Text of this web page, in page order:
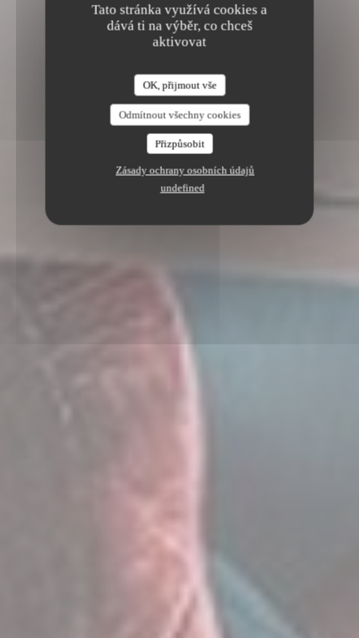
Tato stránka využívá cookies a
dává ti na výběr, co chceš
aktivovat
OK, přijmout vše
Odmítnout všechny cookies
Přizpůsobit
Zásady ochrany osobních údajů
undefined